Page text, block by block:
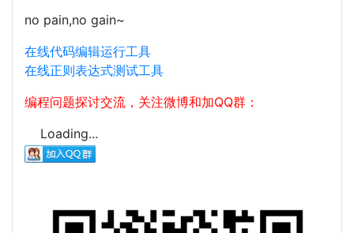
no pain,no gain~
在线代码编辑运行工具
在线正则表达式测试工具
编程问题探讨交流，关注微博和加QQ群：
Loading...